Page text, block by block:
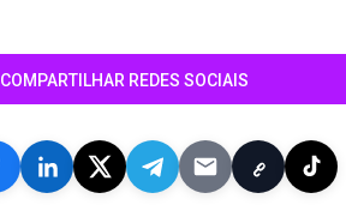
COMPARTILHAR REDES SOCIAIS